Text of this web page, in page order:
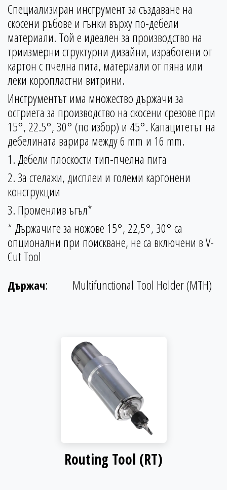
Специализиран инструмент за създаване на
скосени ръбове и гънки върху по-дебели
материали. Той е идеален за производство на
триизмерни структурни дизайни, изработени от
картон с пчелна пита, материали от пяна или
леки коропластни витрини.
Инструментът има множество държачи за
остриета за производство на скосени срезове при
15°, 22.5°, 30° (по избор) и 45°. Капацитетът на
дебелината варира между 6 mm и 16 mm.
1. Дебели плоскости тип-пчелна пита
2. За стелажи, дисплеи и големи картонени
конструкции
3. Променлив ъгъл*
* Държачите за ножове 15°, 22,5°, 30° са
опционални при поискване, не са включени в V-
Cut Tool
Държач: Multifunctional Tool Holder (MTH)
Routing Tool (RT)